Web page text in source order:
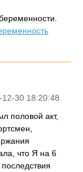
12-30 18:20:48
половой акт,
что Я на 6